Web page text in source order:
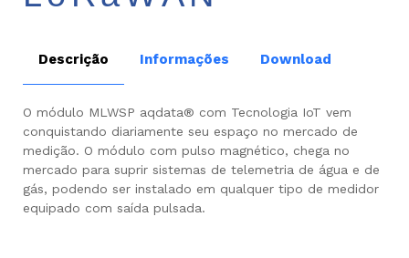
Descrição Informações Download
O módulo MLWSP aqdata® com Tecnologia IoT vem
conquistando diariamente seu espaço no mercado de
medição. O módulo com pulso magnético, chega no
mercado para suprir sistemas de telemetria de água e de
gás, podendo ser instalado em qualquer tipo de medidor
equipado com saída pulsada.